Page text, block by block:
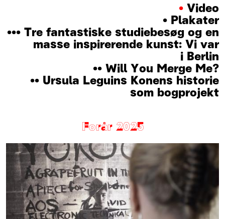
• Video
• Plakater
••• Tre fantastiske studiebesøg og en
masse inspirerende kunst: Vi var
i Berlin
•• Will You Merge Me?
•• Ursula Leguins Konens historie
som bogprojekt
Forår 2025